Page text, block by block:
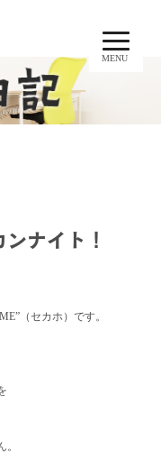
MENU
ナイト！
（セカホ）です。